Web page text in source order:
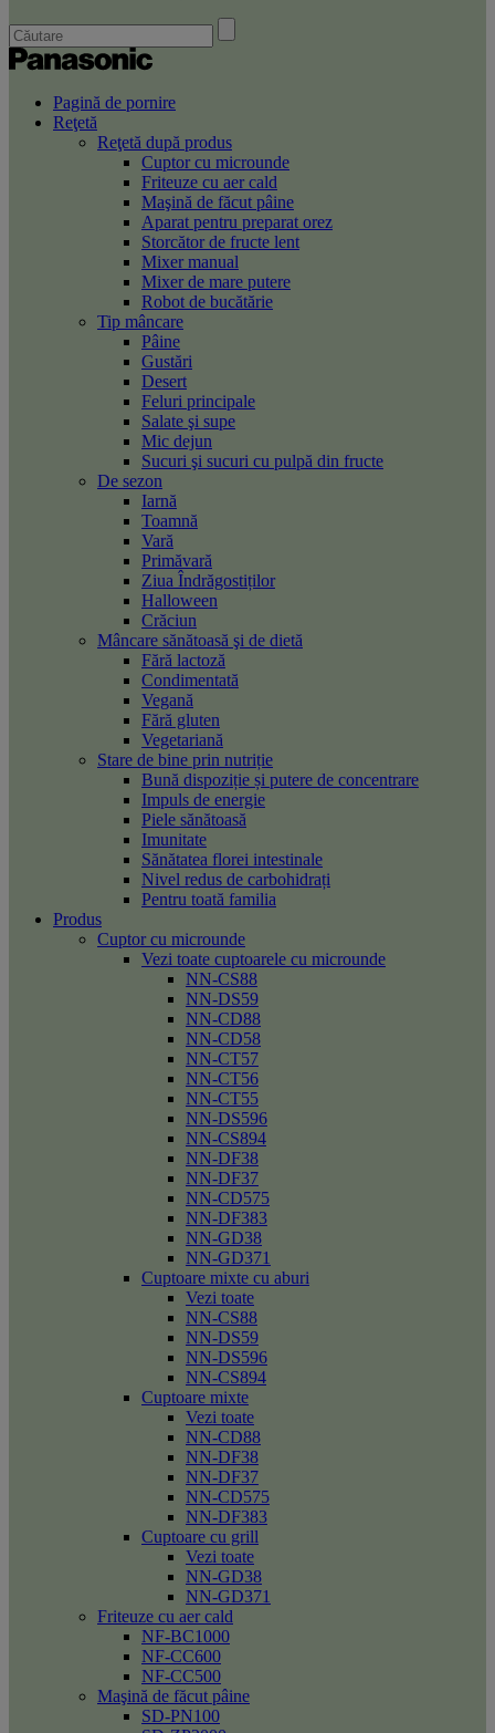
Pagină de pornire
Reţetă
Reţetă după produs
Cuptor cu microunde
Friteuze cu aer cald
Maşină de făcut pâine
Aparat pentru preparat orez
Storcător de fructe lent
Mixer manual
Mixer de mare putere
Robot de bucătărie
Tip mâncare
Pâine
Gustări
Desert
Feluri principale
Salate şi supe
Mic dejun
Sucuri şi sucuri cu pulpă din fructe
De sezon
Iarnă
Toamnă
Vară
Primăvară
Ziua Îndrăgostiților
Halloween
Crăciun
Mâncare sănătoasă şi de dietă
Fără lactoză
Condimentată
Vegană
Fără gluten
Vegetariană
Stare de bine prin nutriție
Bună dispoziție și putere de concentrare
Impuls de energie
Piele sănătoasă
Imunitate
Sănătatea florei intestinale
Nivel redus de carbohidrați
Pentru toată familia
Produs
Cuptor cu microunde
Vezi toate cuptoarele cu microunde
NN-CS88
NN-DS59
NN-CD88
NN-CD58
NN-CT57
NN-CT56
NN-CT55
NN-DS596
NN-CS894
NN-DF38
NN-DF37
NN-CD575
NN-DF383
NN-GD38
NN-GD371
Cuptoare mixte cu aburi
Vezi toate
NN-CS88
NN-DS59
NN-DS596
NN-CS894
Cuptoare mixte
Vezi toate
NN-CD88
NN-DF38
NN-DF37
NN-CD575
NN-DF383
Cuptoare cu grill
Vezi toate
NN-GD38
NN-GD371
Friteuze cu aer cald
NF-BC1000
NF-CC600
NF-CC500
Maşină de făcut pâine
SD-PN100